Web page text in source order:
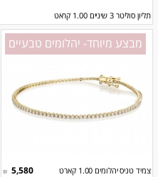
תליון סוליטר 3 שיניים 1.00 קראט
מבצע מיוחד- יהלומים טבעיים
צמיד טניס יהלומים 1.00 קארט 5,580
₪